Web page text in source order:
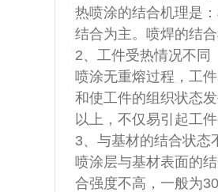
热喷涂的结合机理是
结合为主。喷焊的结
2、工件受热情况不同
喷涂无重熔过程，工
和使工件的组织状态
以上，不仅易引起工
3、与基材的结合状态
喷涂层与基材表面的
合强度不高，一般为